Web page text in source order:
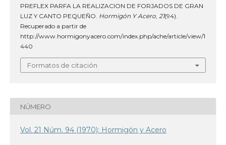
PREFLEX PARFA LA REALIZACION DE FORJADOS DE GRAN
LUZ Y CANTO PEQUEÑO. Hormigón Y Acero, 21(94).
Recuperado a partir de
http://www.hormigonyacero.com/index.php/ache/article/view/1
440
Formatos de citación
NÚMERO
Vol. 21 Núm. 94 (1970): Hormigón y Acero